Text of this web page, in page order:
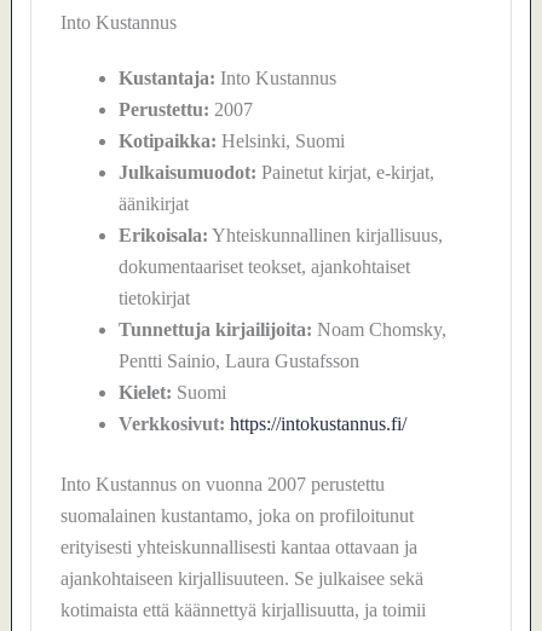
Into Kustannus
Kustantaja: Into Kustannus
Perustettu: 2007
Kotipaikka: Helsinki, Suomi
Julkaisumuodot: Painetut kirjat, e-kirjat,
äänikirjat
Erikoisala: Yhteiskunnallinen kirjallisuus,
dokumentaariset teokset, ajankohtaiset
tietokirjat
Tunnettuja kirjailijoita: Noam Chomsky,
Pentti Sainio, Laura Gustafsson
Kielet: Suomi
Verkkosivut: https://intokustannus.fi/
Into Kustannus on vuonna 2007 perustettu
suomalainen kustantamo, joka on profiloitunut
erityisesti yhteiskunnallisesti kantaa ottavaan ja
ajankohtaiseen kirjallisuuteen. Se julkaisee sekä
kotimaista että käännettyä kirjallisuutta, ja toimii